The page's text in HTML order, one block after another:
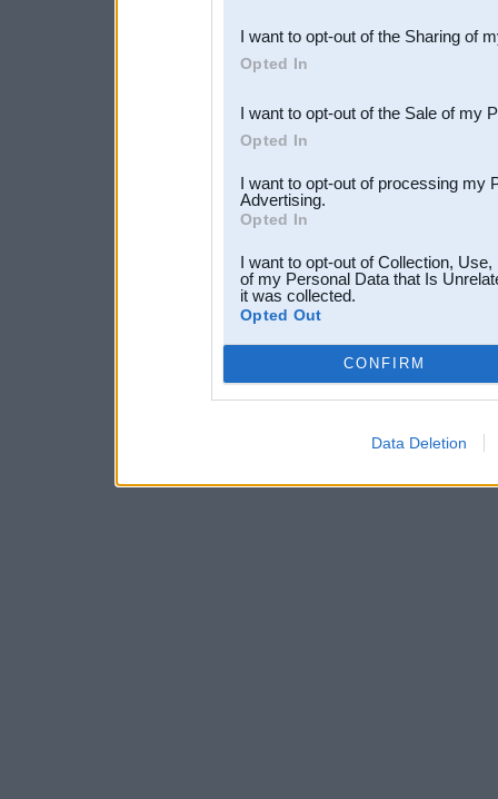
Downstream Participants
third parties.
I want to opt-out of the Sharing of
Opted In
I want to opt-out of the Sale of my
Opted In
I want to opt-out of processing my
Advertising.
Opted In
I want to opt-out of Collection,
of my Personal Data that Is
it was collected.
Opted Out
CONFIRM
Data Deletion